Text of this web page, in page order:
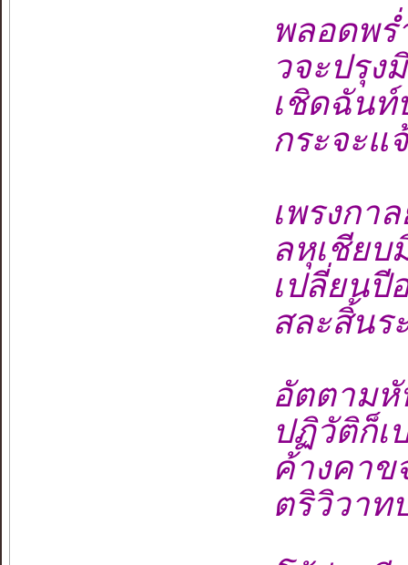
พลอดพร่
วจะปรุง
เชิดฉันท์
กระจะแ
เพรงกา
ลหุเชียบ
เปลี่ยนปี
สละสิ้นร
อัตตาม
ปฏิวัติก็เ
ค้างคาข
ตริวิวาท